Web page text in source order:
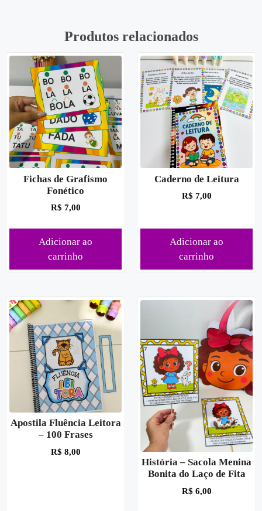
Produtos relacionados
Fichas de Grafismo
Fonético
R$ 7,00
Adicionar ao
carrinho
Caderno de Leitura
R$ 7,00
Adicionar ao
carrinho
Apostila Fluência Leitora
– 100 Frases
R$ 8,00
História – Sacola Menina
Bonita do Laço de Fita
R$ 6,00